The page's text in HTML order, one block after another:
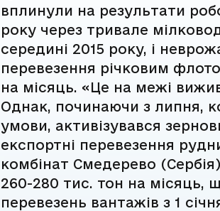
вплинули на результати
року через тривале
середині 2015 року, і
перевезення річковим
на місяць. «Це на межі
Однак, починаючи з липня,
умови, активізувався
експортні перевезення
комбінат Смедерево
260-280 тис. тон на місяць,
перевезень вантажів з 1